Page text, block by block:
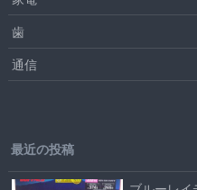
歯
通信
最近の投稿